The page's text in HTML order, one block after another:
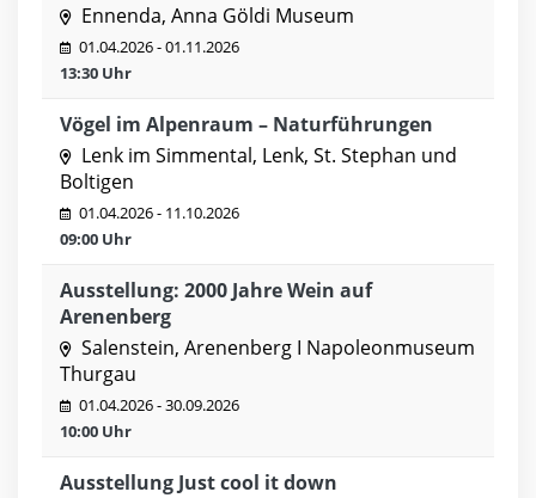
Ennenda, Anna Göldi Museum
01.04.2026 - 01.11.2026
13:30 Uhr
Vögel im Alpenraum – Naturführungen
Lenk im Simmental, Lenk, St. Stephan und
Boltigen
01.04.2026 - 11.10.2026
09:00 Uhr
Ausstellung: 2000 Jahre Wein auf
Arenenberg
Salenstein, Arenenberg I Napoleonmuseum
Thurgau
01.04.2026 - 30.09.2026
10:00 Uhr
Ausstellung Just cool it down